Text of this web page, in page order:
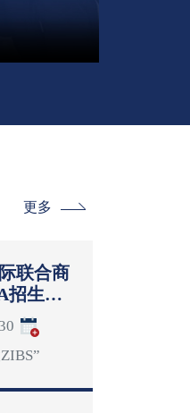
更多
联合商
招生启